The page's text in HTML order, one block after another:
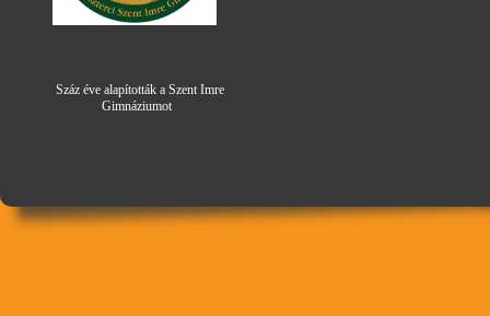
Száz éve alapították a Szent Imre
Gimnáziumot